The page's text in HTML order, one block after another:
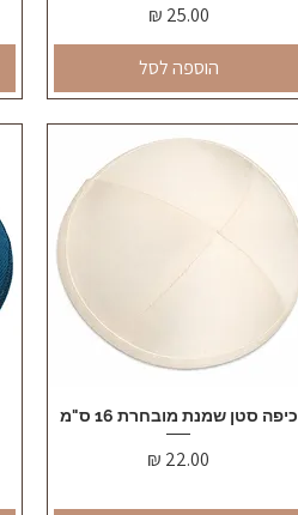
מחיר
הוספה לסל
תצוגה מהירה
כיפה סטן שמנת מובחרת 16 ס"מ
מחיר